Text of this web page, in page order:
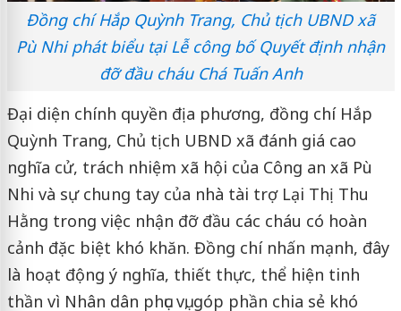
Đồng chí Hắp Quỳnh Trang, Chủ tịch UBND xã
Pù Nhi phát biểu tại Lễ công bố Quyết định nhận
đỡ đầu cháu Chá Tuấn Anh
Đại diện chính quyền địa phương, đồng chí Hắp
Quỳnh Trang, Chủ tịch UBND xã đánh giá cao
nghĩa cử, trách nhiệm xã hội của Công an xã Pù
Nhi và sự chung tay của nhà tài trợ Lại Thị Thu
Hằng trong việc nhận đỡ đầu các cháu có hoàn
cảnh đặc biệt khó khăn. Đồng chí nhấn mạnh, đây
là hoạt động ý nghĩa, thiết thực, thể hiện tinh
thần vì Nhân dân phục vụ, góp phần chia sẻ khó